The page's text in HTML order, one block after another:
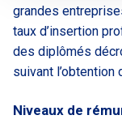
grandes
taux d’insertion
des diplômés
suivant l’obtention
Niveaux de